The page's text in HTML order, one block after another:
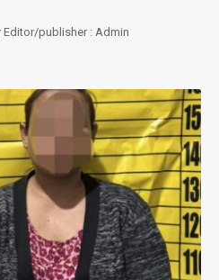
Editor/publisher : Admin